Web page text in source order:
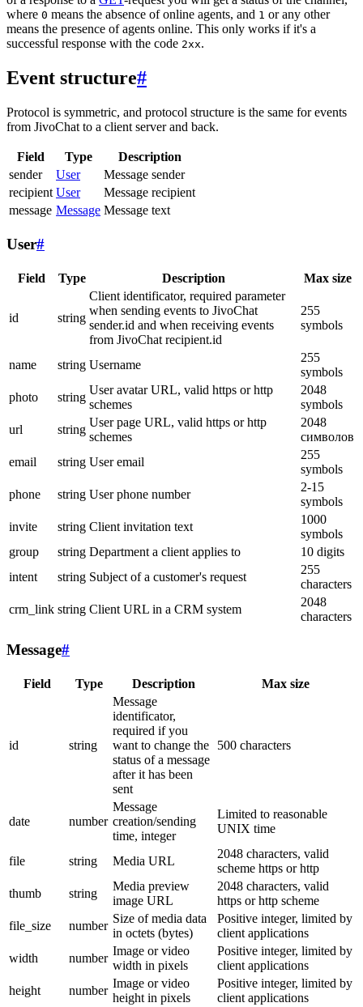
where 0 means the absence of online agents, and 1 or any other
means the presence of agents online. This only works if it's a
successful response with the code 2xx.
Event structure#
Protocol is symmetric, and protocol structure is the same for events
from JivoChat to a client server and back.
Field Type
Description
sender
User
Message sender
recipient User
Message recipient
message Message Message text
User#
Field Type Description Max size
id string
Client identificator, required parameter
when sending events to JivoChat
sender.id and when receiving events
from JivoChat recipient.id
255
symbols
name string Username
255
symbols
photo
string
User avatar URL, valid https or http
schemes
2048
symbols
url
string
User page URL, valid https or http
schemes
2048
символов
email
string User email
255
symbols
phone
string User phone number
2-15
symbols
invite
string Client invitation text
1000
symbols
group
string Department a client applies to
10 digits
intent
string Subject of a customer's request
255
characters
crm_link string Client URL in a CRM system
2048
characters
Message#
Field Type Description Max size
id string
Message
identificator,
required if you
want to change the
status of a message
after it has been
sent
500 characters
date number
Message
creation/sending
time, integer
Limited to reasonable
UNIX time
file string Media URL
2048 characters, valid
scheme https or http
thumb
string
Media preview
image URL
2048 characters, valid
https or http scheme
file_size
number
Size of media data
in octets (bytes)
Positive integer, limited by
client applications
width
number
Image or video
width in pixels
Positive integer, limited by
client applications
height
number
Image or video
height in pixels
Positive integer, limited by
client applications